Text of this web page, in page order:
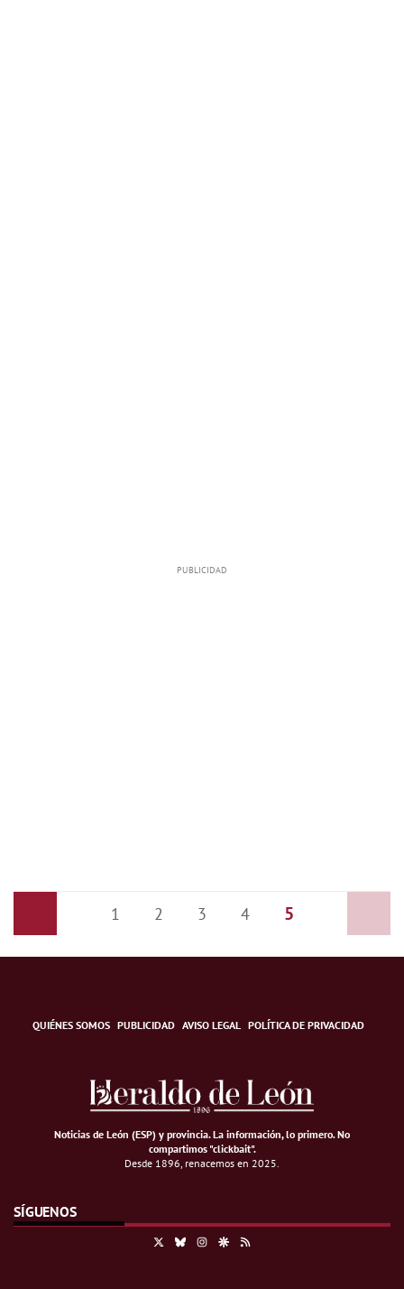
1 2 3 4 5
QUIÉNES SOMOS PUBLICIDAD AVISO LEGAL POLÍTICA DE PRIVACIDAD
Noticias de León (ESP) y provincia. La información, lo primero.No
compartimos "clickbait".
Desde 1896, renacemos en 2025.
SÍGUENOS
BlueskyInstagramGoogle Discover